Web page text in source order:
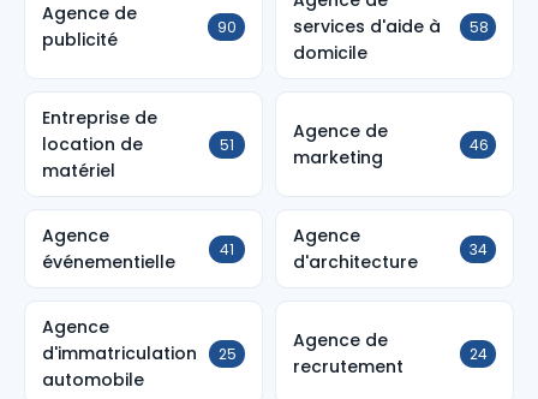
Agence de
publicité
90
services d'aide à
domicile
58
Entreprise de
location de
matériel
51
Agence de
marketing
46
Agence
événementielle
41
Agence
d'architecture
34
Agence
d'immatriculation
automobile
25
Agence de
recrutement
24